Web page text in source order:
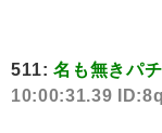
511:名も無きパ
10:00:31.39